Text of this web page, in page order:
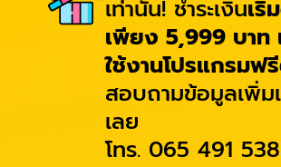
เท่านั้น! ชำระเงินเริ่
เพียง 5,999 บาท
ใช้งานโปรแกรมฟ
สอบถามข้อมูลเพิ่ม
เลย
โทร. 065 491